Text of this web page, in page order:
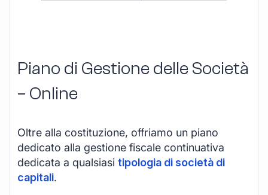
Piano di Gestione delle Società
– Online
Oltre alla costituzione, offriamo un piano
dedicato alla gestione fiscale continuativa
dedicata a qualsiasi tipologia di società di
capitali.